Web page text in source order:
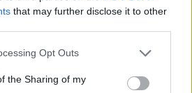
that may further disclose it to other
Opt Outs
the Sharing of my
fel, vagy csak simán
kimerül annyiban, hogy
a fegyverrel vagdalkozunk,